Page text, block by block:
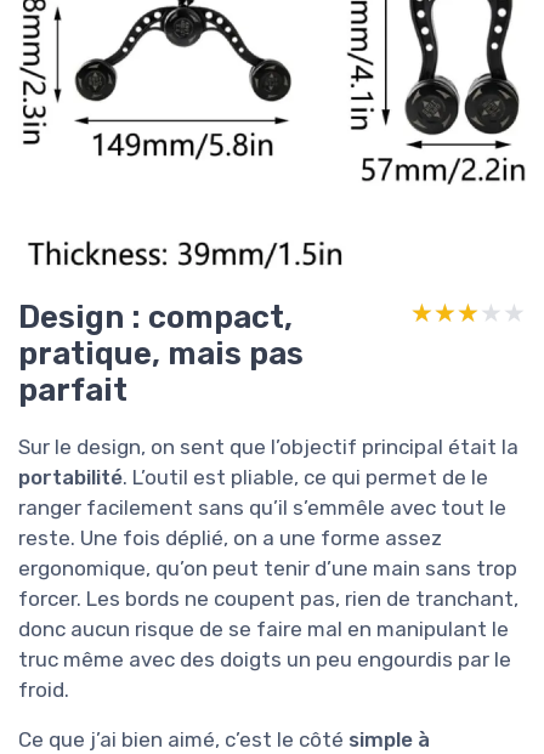
Design : compact,
pratique, mais pas
parfait
★★★★★
★★★★★
Sur le design, on sent que l’objectif principal était la
portabilité. L’outil est pliable, ce qui permet de le
ranger facilement sans qu’il s’emmêle avec tout le
reste. Une fois déplié, on a une forme assez
ergonomique, qu’on peut tenir d’une main sans trop
forcer. Les bords ne coupent pas, rien de tranchant,
donc aucun risque de se faire mal en manipulant le
truc même avec des doigts un peu engourdis par le
froid.
Ce que j’ai bien aimé, c’est le côté simple à